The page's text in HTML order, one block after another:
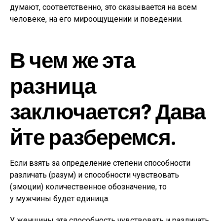
думают, соответственно, это сказывается на всем
человеке, на его мироощущении и поведении.
В чем же эта
разница
заключается? Дава
йте разберемся.
Если взять за определение степени способности
различать (разум) и способности чувствовать
(эмоции) количественное обозначение, то
у мужчины будет единица.